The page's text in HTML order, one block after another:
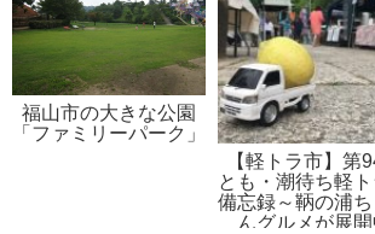
福山市の大きな公園
「ファミリーパーク」
【軽トラ市】第
とも・潮待ち軽
備忘録～鞆の浦
んグルメが展開